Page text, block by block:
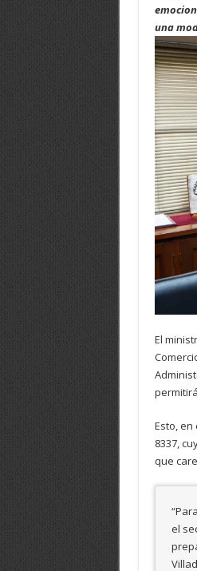
una
El
Esto,
8337,
que
el